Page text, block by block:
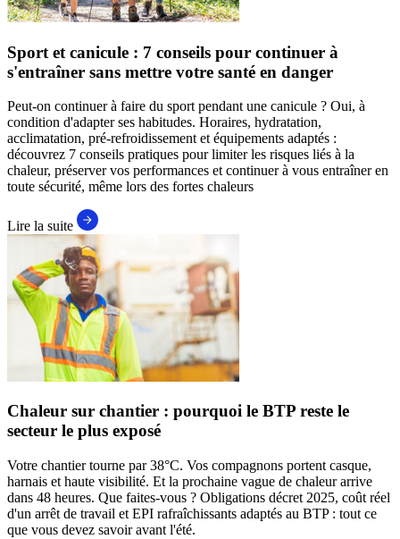
Sport et canicule : 7 conseils pour continuer à
s'entraîner sans mettre votre santé en danger
Peut-on continuer à faire du sport pendant une canicule ? Oui, à
condition d'adapter ses habitudes. Horaires, hydratation,
acclimatation, pré-refroidissement et équipements adaptés :
découvrez 7 conseils pratiques pour limiter les risques liés à la
chaleur, préserver vos performances et continuer à vous entraîner en
toute sécurité, même lors des fortes chaleurs
Lire la suite
Chaleur sur chantier : pourquoi le BTP reste le
secteur le plus exposé
Votre chantier tourne par 38°C. Vos compagnons portent casque,
harnais et haute visibilité. Et la prochaine vague de chaleur arrive
dans 48 heures. Que faites-vous ? Obligations décret 2025, coût réel
d'un arrêt de travail et EPI rafraîchissants adaptés au BTP : tout ce
que vous devez savoir avant l'été.